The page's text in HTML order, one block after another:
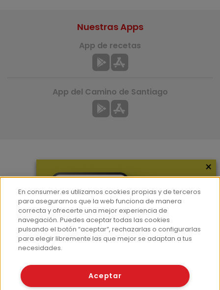
Hemeroteca
Contacto
Prensa
Corpus Lingüístico Consumer
Nuestras Apps
App de recetas
App del Camino de Santiago
© Fundación EROSKI
×
En consumer.es utilizamos cookies propias y de terceros
para asegurarnos que la web funciona de manera
correcta y ofrecerte una mejor experiencia de
navegación. Puedes aceptar todas las cookies
pulsando el botón “aceptar”, rechazarlas o configurarlas
para elegir libremente las que mejor se adaptan a tus
necesidades.
Aceptar